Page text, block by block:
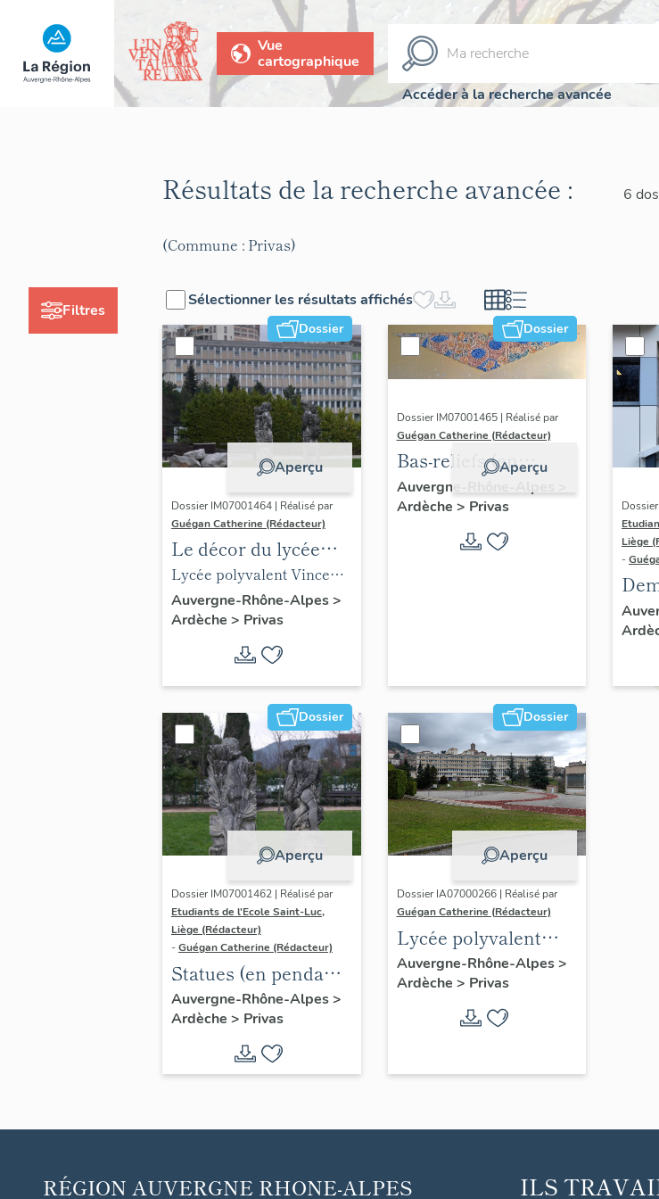
Vue
cartographique
Accéder à la recherche avancée
Filtres
Résultats de la recherche avancée : 6
(Commune : Privas)
Sélectionner les résultats affichés
Dossier
Aperçu
Dossier IM07001464 | Réalisé par
Guégan Catherine (Rédacteur)
Le décor du lycée
Vincent d'Indy
Lycée polyvalent Vincent
d'Indy
Auvergne-Rhône-Alpes>
Ardèche > Privas
Dossier
Aperçu
Dossier IM07001465 | Réalisé par
Guégan Catherine (Rédacteur)
Bas-reliefs (en
pendant) : Le
Printemps,
l’Automne
Auvergne-Rhône-Alpes
Ardèche > Privas
Liège
-
Dossier
Aperçu
Dossier IM07001462 | Réalisé par
Etudiants de l'Ecole Saint-Luc,
Liège (Rédacteur)
-Guégan Catherine (Rédacteur)
Statues (en pendant)
: Le Jeune homme, la
Jeune fille
Auvergne-Rhône-Alpes>
Ardèche > Privas
Dossier
Aperçu
Dossier IA07000266 | Réalisé par
Guégan Catherine (Rédacteur)
Lycée polyvalent
Vincent d'Indy
Auvergne-Rhône-Alpes>
Ardèche > Privas
RÉGION AUVERGNE RHONE-ALPES ILS